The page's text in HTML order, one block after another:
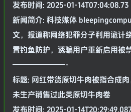
发布时间: 2025-01-14T07:04:08.73
新闻简介: 科技媒体
文，报道称网络犯罪分子利用诡计
置钓鱼防护，诱骗用户重新启用被
———————-
标题: 网红带货原切牛肉被指合成
未生产销售过此类原切牛肉卷
发布时间: 2025-01-